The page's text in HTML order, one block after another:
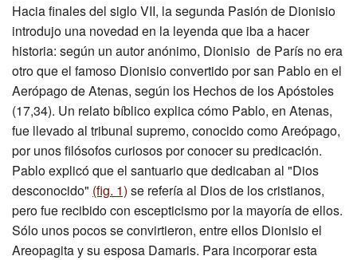
Hacia finales del siglo VII, la segunda Pasión de Dionisio
introdujo una novedad en la leyenda que iba a hacer
historia: según un autor anónimo, Dionisio de París no era
otro que el famoso Dionisio convertido por san Pablo en el
Aerópago de Atenas, según los Hechos de los Apóstoles
(17,34). Un relato bíblico explica cómo Pablo, en Atenas,
fue llevado al tribunal supremo, conocido como Areópago,
por unos filósofos curiosos por conocer su predicación.
Pablo explicó que el santuario que dedicaban al "Dios
desconocido" (fig. 1) se refería al Dios de los cristianos,
pero fue recibido con escepticismo por la mayoría de ellos.
Sólo unos pocos se convirtieron, entre ellos Dionisio el
Areopagita y su esposa Damaris. Para incorporar esta